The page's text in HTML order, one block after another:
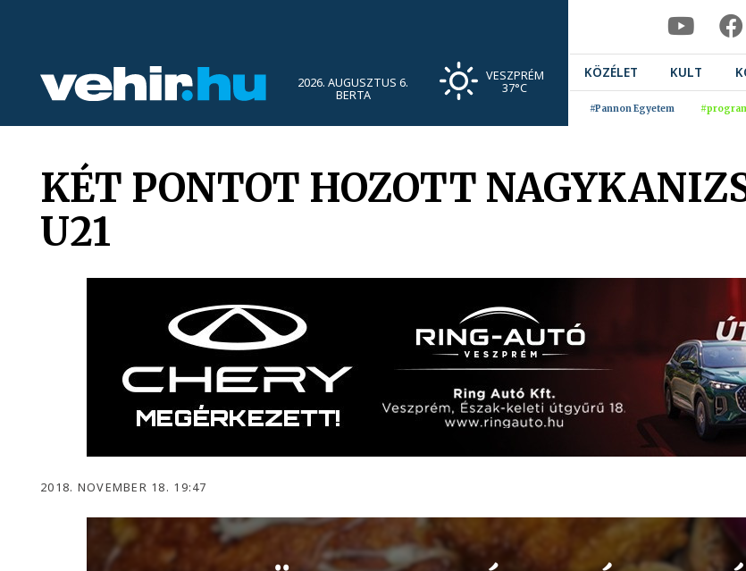
2026. AUGUSZTUS 6.
BERTA
VESZPRÉM
37°C
KÖZÉLET KULT
#Pannon Egyetem
KÉT PONTOT HOZOTT
U21
2018. NOVEMBER 18. 19:47